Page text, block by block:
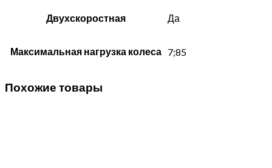
Двухскоростная Да
Максимальная нагрузка колеса 7;85
Похожие товары